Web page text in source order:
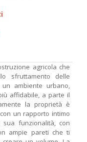
agricola che
sfruttamento delle
ambiente urbano,
affidabile, a parte il
la proprietà è
un rapporto intimo
funzionalità, con
ampie pareti che ti